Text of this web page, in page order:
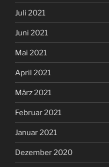
Juli 2021
Juni 2021
Mai 2021
April 2021
März 2021
Februar 2021
Januar 2021
Dezember 2020